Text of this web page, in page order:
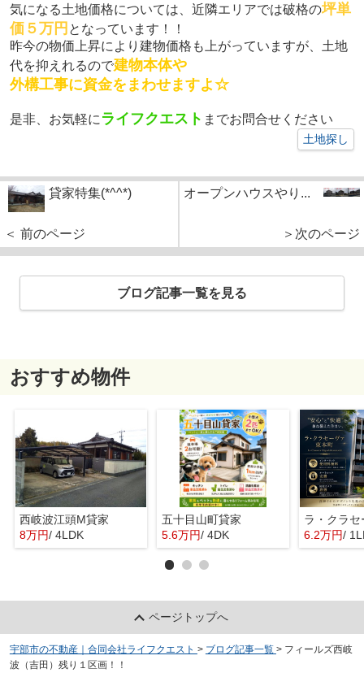
気になる土地価格については、近隣エリアでは破格の坪単
価５万円 となっています！！
昨今の物価上昇により建物価格も上がっていますが、土地
代を抑えれるので建物本体や
外構工事に資金をまわせますよ☆
是非、お気軽に ライフクエスト までお問合せください
土地探し
貸家特集(*^^*)
＜ 前のページ
オープンハウスやり...
＞次のページ
ブログ記事一覧を見る
おすすめ物件
西岐波江頭M貸家
8万円/ 4LDK
五十目山町貸家
5.6万円/ 4DK 6.2万円/
ページトップへ
宇部市の不動産｜合同会社ライフクエスト > ブログ記事一覧 > フィールズ西岐
波（吉田）残り１区画！！